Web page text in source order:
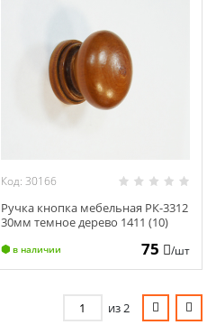
Код: 30166
Ручка кнопка мебельная РК-3312
30мм темное дерево 1411 (10)
в наличии 75 /шт
из 2